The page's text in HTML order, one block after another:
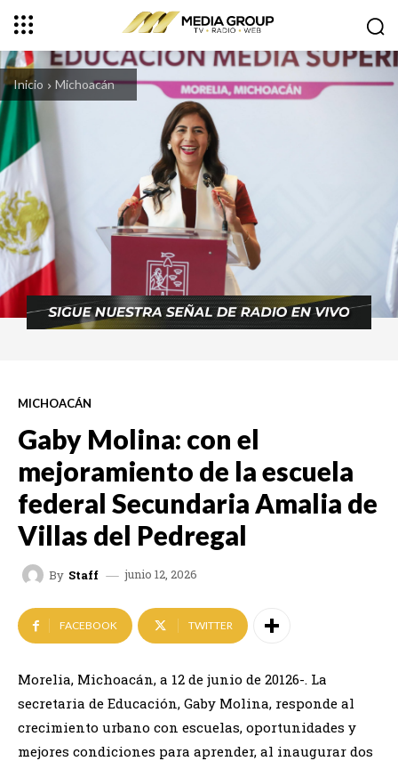
Inicio Michoacán
MICHOACÁN
Gaby Molina: con el
mejoramiento de la escuela
federal Secundaria Amalia de
Villas del Pedregal
By Staff junio 12, 2026
FACEBOOK TWITTER
Morelia, Michoacán, a 12 de junio de 20126-. La
secretaria de Educación, Gaby Molina, responde al
crecimiento urbano con escuelas, oportunidades y
mejores condiciones para aprender, al inaugurar dos